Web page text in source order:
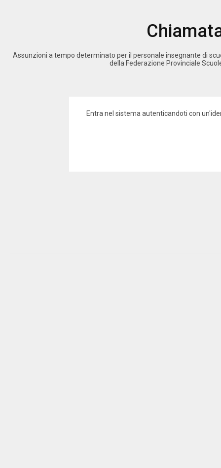
Assunzioni a tempo determinato per il personale insegnante di
della Federazione Provinciale
Entra nel sistema autenticandoti con